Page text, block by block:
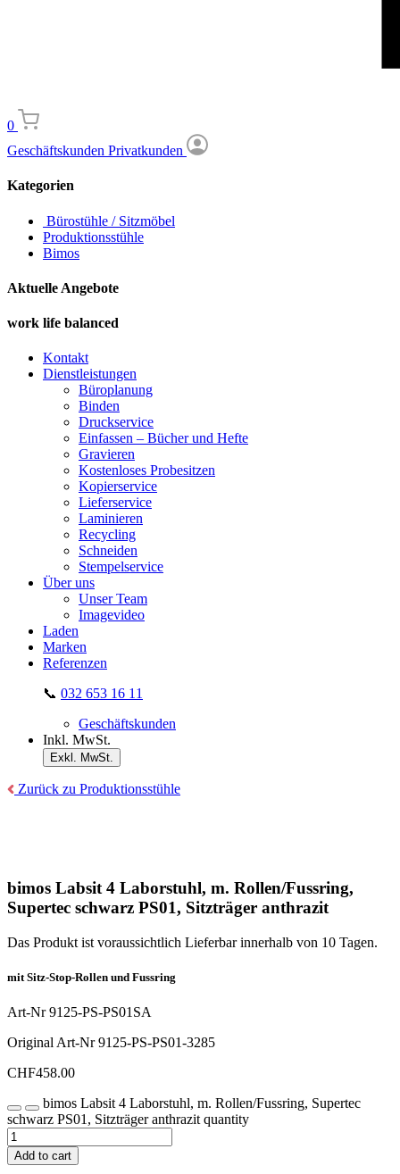
0
Geschäftskunden Privatkunden
Kategorien
Bürostühle / Sitzmöbel
Produktionsstühle
Bimos
Aktuelle Angebote
work life balanced
Kontakt
Dienstleistungen
Büroplanung
Binden
Druckservice
Einfassen – Bücher und Hefte
Gravieren
Kostenloses Probesitzen
Kopierservice
Lieferservice
Laminieren
Recycling
Schneiden
Stempelservice
Über uns
Unser Team
Imagevideo
Laden
Marken
Referenzen
📞 032 653 16 11
Geschäftskunden
Inkl. MwSt.
Exkl. MwSt.
Zurück zu Produktionsstühle
bimos Labsit 4 Laborstuhl, m. Rollen/Fussring,
Supertec schwarz PS01, Sitzträger anthrazit
Das Produkt ist voraussichtlich Lieferbar innerhalb von 10 Tagen.
mit Sitz-Stop-Rollen und Fussring
Art-Nr9125-PS-PS01SA
Original Art-Nr9125-PS-PS01-3285
CHF458.00
bimos Labsit 4 Laborstuhl, m. Rollen/Fussring, Supertec
schwarz PS01, Sitzträger anthrazit quantity
Add to cart